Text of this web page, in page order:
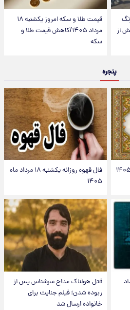
قیمت طلا و سکه امروز یکشنبه ۱۸
مرداد ۱۴۰۵/کاهش قیمت طلا و
سکه
پنجره
فال قهوه روزانه یکشنبه ۱۸ مرداد ماه
۱۴۰۵
قتل هولناک مداح سرشناس پس از
ربوده شدن؛ فیلم جنایت برای
خانواده ارسال شد